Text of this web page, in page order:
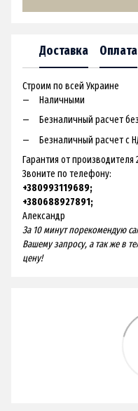
Доставка Оплата
Строим по всей Украине
Наличными
Безналичный расчет
Безналичный расчет с
Гарантия от производителя
Звоните по телефону:
+380993119689;
+380688927891;
Александр
За 10 минут порекомендую
Вашему запросу, а так же в
цену!